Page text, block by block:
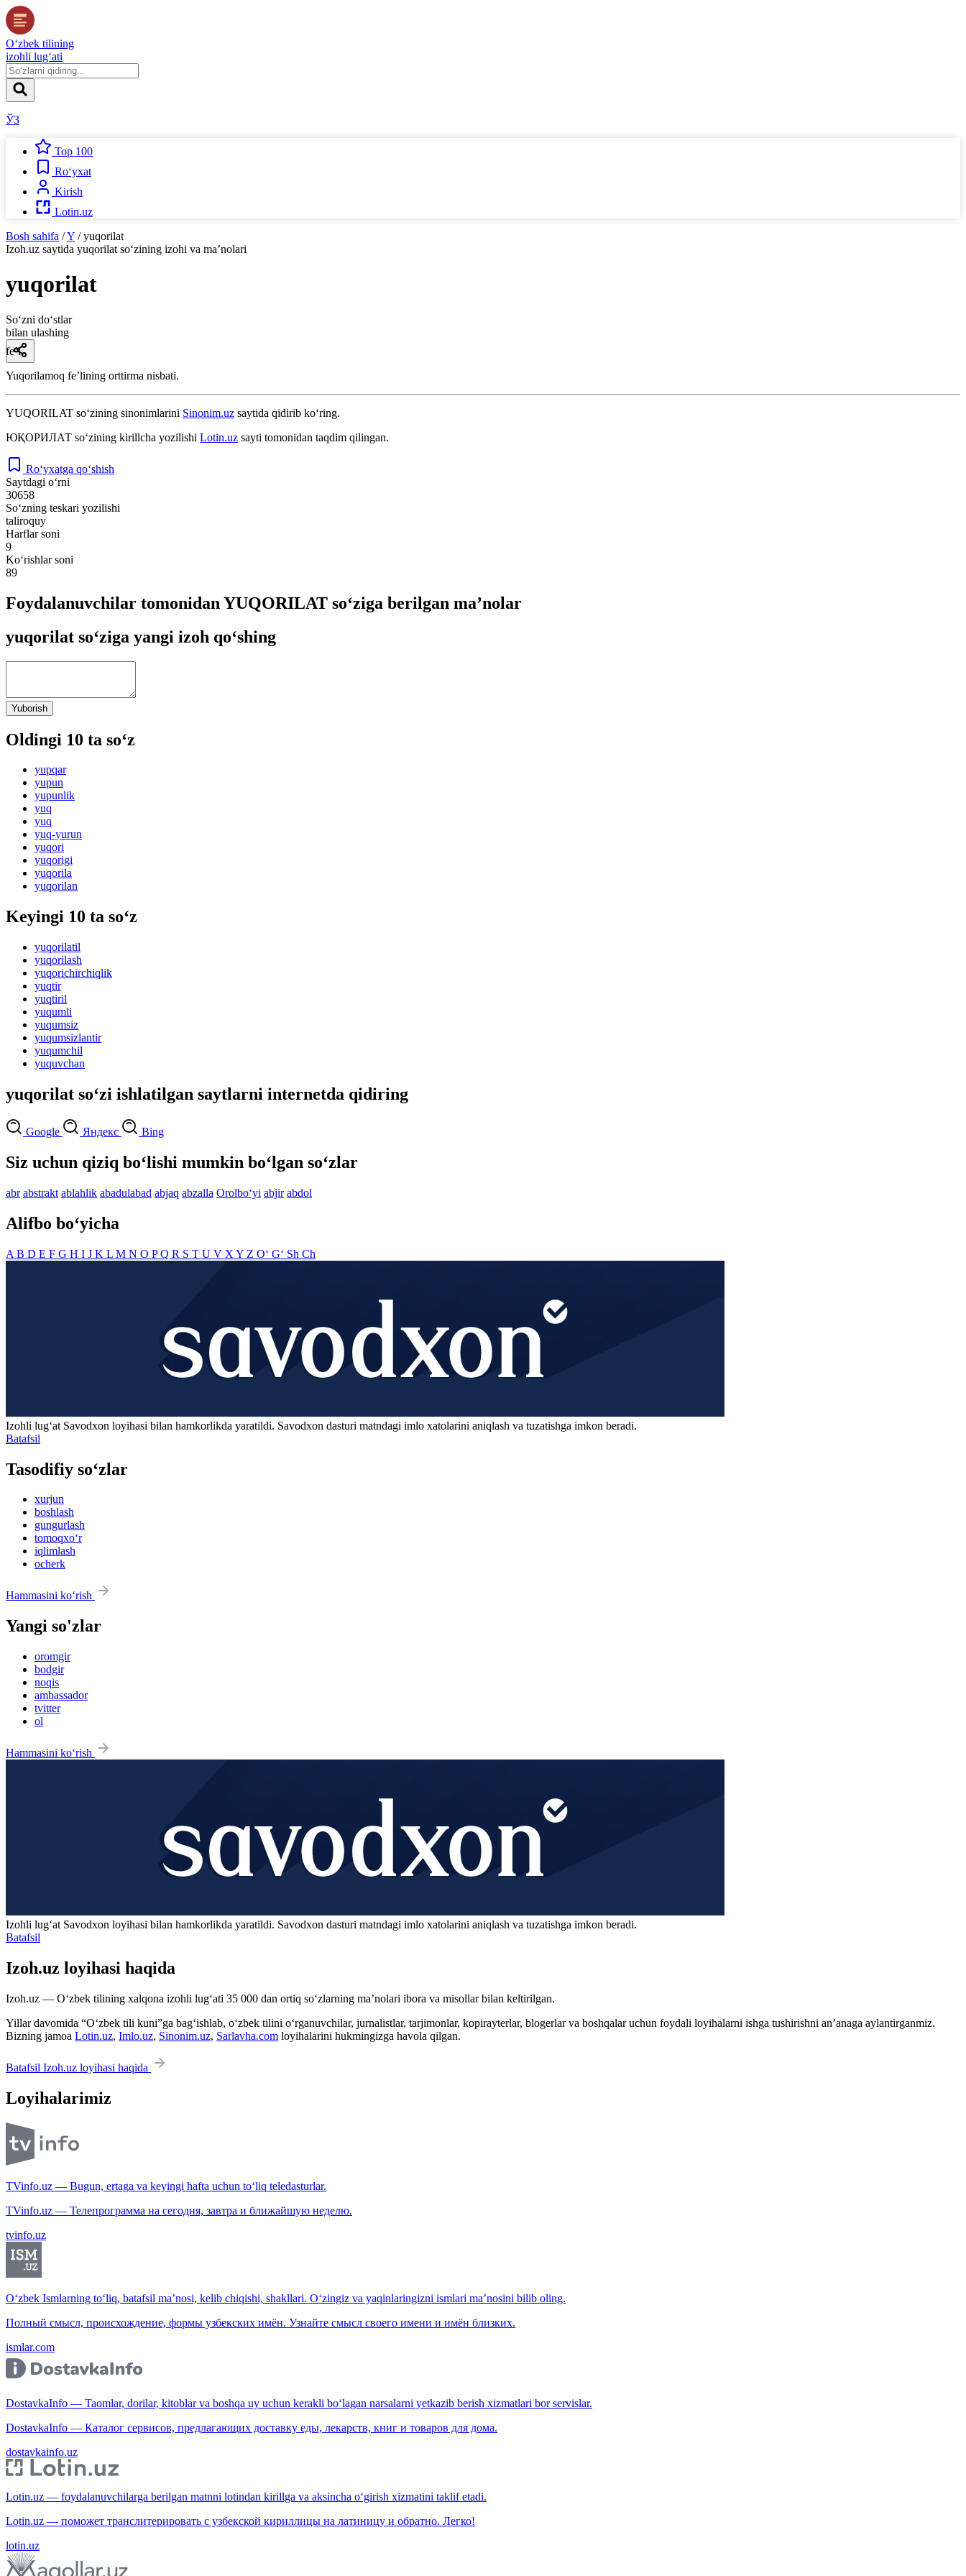
O‘zbek tilining
izohli lug‘ati
ЎЗ
Top 100
Ro‘yxat
Kirish
Lotin.uz
Bosh sahifa /Y / yuqorilat
Izoh.uz saytida yuqorilat so‘zining izohi va ma’nolari
yuqorilat
So‘zni do‘stlar
bilan ulashing
fe’l
Yuqorilamoq feʼlining orttirma nisbati.
YUQORILAT so‘zining sinonimlarini Sinonim.uz saytida qidirib ko‘ring.
ЮҚОРИЛАТ so‘zining kirillcha yozilishi Lotin.uz sayti tomonidan taqdim qilingan.
Ro‘yxatga qo‘shish
Saytdagi o‘rni
30658
So‘zning teskari yozilishi
taliroquy
Harflar soni
9
Ko‘rishlar soni
89
Foydalanuvchilar tomonidan YUQORILAT so‘ziga berilgan ma’nolar
yuqorilat so‘ziga yangi izoh qo‘shing
Yuborish
Oldingi 10 ta so‘z
yupqar
yupun
yupunlik
yuq
yuq
yuq-yurun
yuqori
yuqorigi
yuqorila
yuqorilan
Keyingi 10 ta so‘z
yuqorilatil
yuqorilash
yuqorichirchiqlik
yuqtir
yuqtiril
yuqumli
yuqumsiz
yuqumsizlantir
yuqumchil
yuquvchan
yuqorilat so‘zi ishlatilgan saytlarni internetda qidiring
Google Яндекс Bing
Siz uchun qiziq bo‘lishi mumkin bo‘lgan so‘zlar
abr abstrakt ablahlik abadulabad abjaq abzalla Orolbo‘yi abjir abdol
Alifbo bo‘yicha
A B D E F G H I J K L M N O PQ R S T U V X Y Z O‘ G‘ Sh Ch
Izohli lugʻat Savodxon loyihasi bilan hamkorlikda yaratildi. Savodxon dasturi matndagi imlo xatolarini aniqlash va tuzatishga imkon beradi.
Batafsil
Tasodifiy so‘zlar
xurjun
boshlash
gungurlash
tomoqxo‘r
iqlimlash
ocherk
Hammasini ko‘rish
Yangi so'zlar
oromgir
bodgir
noqis
ambassador
tvitter
ol
Hammasini ko‘rish
Izohli lugʻat Savodxon loyihasi bilan hamkorlikda yaratildi. Savodxon dasturi matndagi imlo xatolarini aniqlash va tuzatishga imkon beradi.
Batafsil
Izoh.uz loyihasi haqida
Izoh.uz — O‘zbek tilining xalqona izohli lug‘ati 35 000 dan ortiq so‘zlarning ma’nolari ibora va misollar bilan keltirilgan.
Yillar davomida “O‘zbek tili kuni”ga bag‘ishlab, o‘zbek tilini o‘rganuvchilar, jurnalistlar, tarjimonlar, kopirayterlar, blogerlar va boshqalar uchun foydali loyihalarni ishga tushirishni an’anaga aylantirganmiz.
Bizning jamoa Lotin.uz, Imlo.uz, Sinonim.uz, Sarlavha.com loyihalarini hukmingizga havola qilgan.
Batafsil Izoh.uz loyihasi haqida
Loyihalarimiz
TVinfo.uz — Bugun, ertaga va keyingi hafta uchun to‘liq teledasturlar.
TVinfo.uz — Телепрограмма на сегодня, завтра и ближайшую неделю.
tvinfo.uz
O‘zbek Ismlarning to‘liq, batafsil ma’nosi, kelib chiqishi, shakllari. O‘zingiz va yaqinlaringizni ismlari ma’nosini bilib oling.
Полный смысл, происхождение, формы узбекских имён. Узнайте смысл своего имени и имён близких.
ismlar.com
DostavkaInfo — Taomlar, dorilar, kitoblar va boshqa uy uchun kerakli bo‘lagan narsalarni yetkazib berish xizmatlari bor servislar.
DostavkaInfo — Каталог сервисов, предлагающих доставку еды, лекарств, книг и товаров для дома.
dostavkainfo.uz
Lotin.uz — foydalanuvchilarga berilgan matnni lotindan kirillga va aksincha o‘girish xizmatini taklif etadi.
Lotin.uz — поможет транслитерировать с узбекской кириллицы на латиницу и обратно. Легко!
lotin.uz